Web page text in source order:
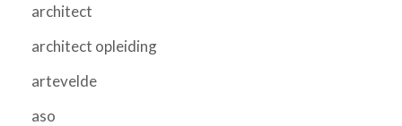
architect
architect opleiding
artevelde
aso